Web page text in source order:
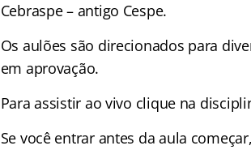
Cebraspe – antigo Cespe.
Os aulões são direcionados para
em aprovação.
Para assistir ao vivo clique na
Se você entrar antes da aula